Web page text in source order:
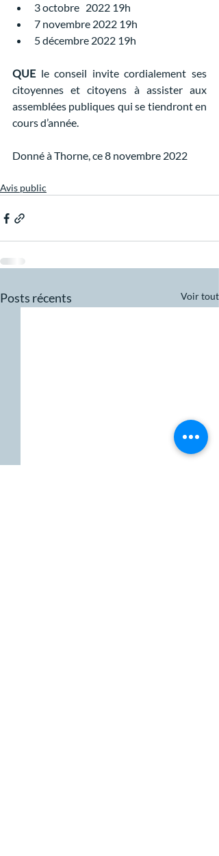
3 octobre   2022 19h
7 novembre 2022 19h
5 décembre 2022 19h
QUE le conseil invite cordialement ses
citoyennes et citoyens à assister aux
assemblées publiques qui se tiendront en
cours d’année.
Donné à Thorne, ce 8 novembre 2022
Avis public
Posts récents Voir tout